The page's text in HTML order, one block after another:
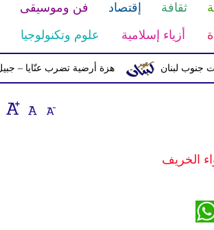
ثقافة إقتصاد فن وموسيقى
أزياء إسلامية علوم وتكنولوجيا
هزة أرضية تضرب عنّايا – جبيل بقوّة 2.8 درجات على مقياس ريختر لبنان
الخريف